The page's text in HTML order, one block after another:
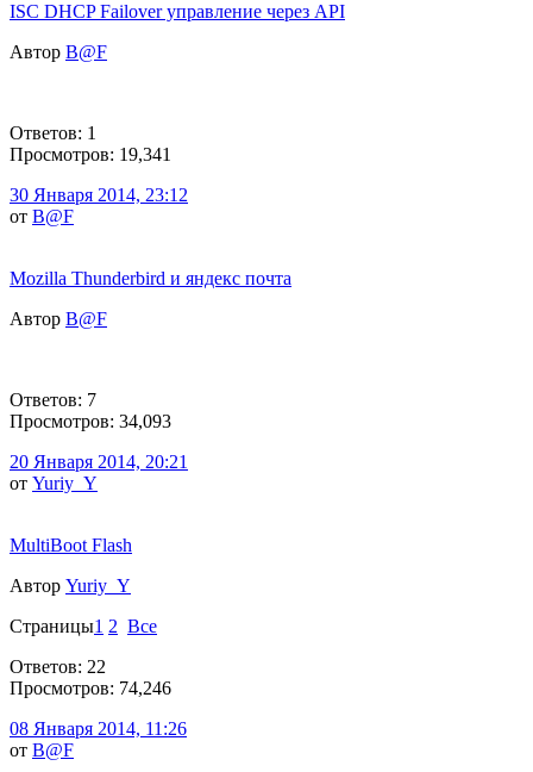
ISC DHCP Failover управление через API
Автор B@F
Ответов: 1
Просмотров: 19,341
30 Января 2014, 23:12
от B@F
Mozilla Thunderbird и яндекс почта
Автор B@F
Ответов: 7
Просмотров: 34,093
20 Января 2014, 20:21
от Yuriy_Y
MultiBoot Flash
Автор Yuriy_Y
Страницы1 2 Все
Ответов: 22
Просмотров: 74,246
08 Января 2014, 11:26
от B@F